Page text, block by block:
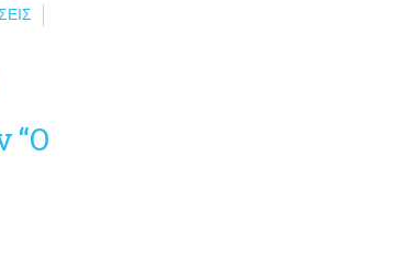
“Ο